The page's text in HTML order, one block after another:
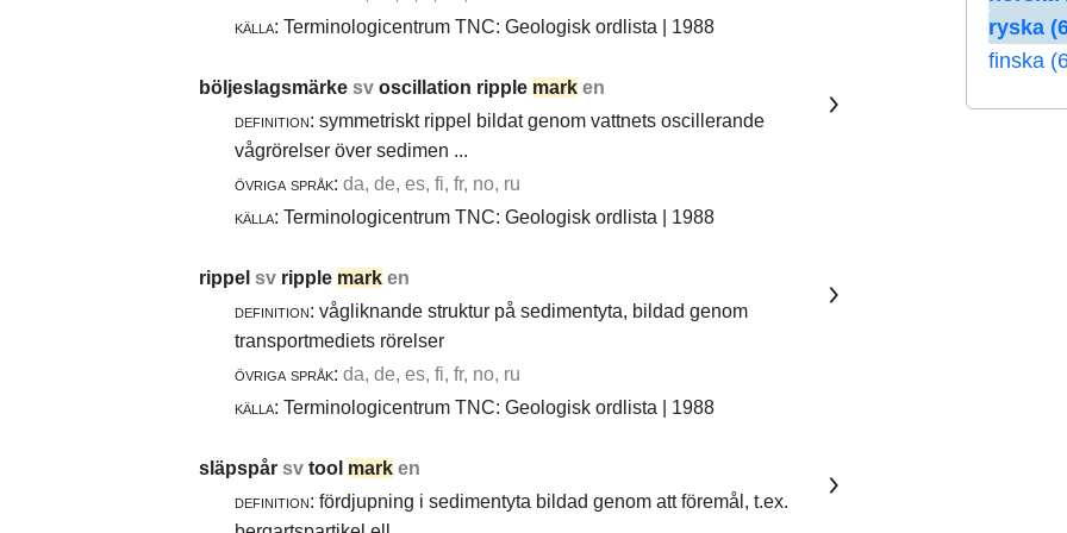
ryska
finska
källa: Terminologicentrum TNC: Geologisk ordlista | 1988
böljeslagsmärke sv oscillation ripple mark en
definition: symmetriskt rippel bildat genom vattnets oscillerande
vågrörelser över sedimen ...
övriga språk: da, de, es, fi, fr, no, ru
källa: Terminologicentrum TNC: Geologisk ordlista | 1988
rippel sv ripple mark en
definition: vågliknande struktur på sedimentyta, bildad genom
transportmediets rörelser
övriga språk: da, de, es, fi, fr, no, ru
källa: Terminologicentrum TNC: Geologisk ordlista | 1988
släpspår sv tool mark en
definition: fördjupning i sedimentyta bildad genom att föremål, t.ex.